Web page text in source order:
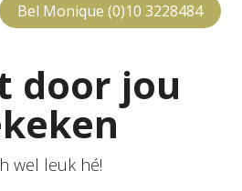
Bel Monique (0)10 3228484
door jou
wel leuk hé!